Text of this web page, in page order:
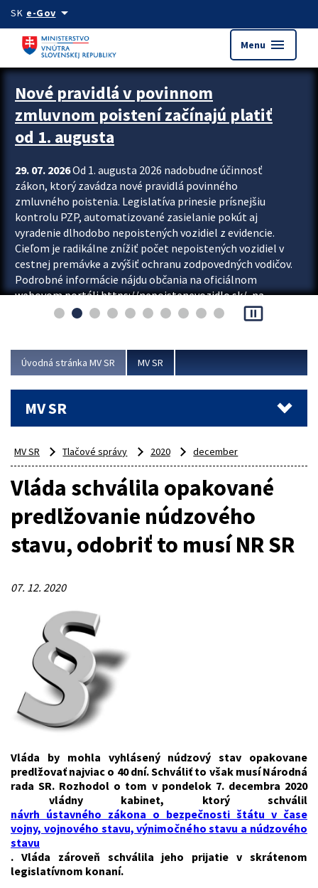
Preskocit na hlavný obsah
SK e-Govarrow_drop_down
Menu menu
Zastavit automatický posun upútavok
Nové pravidlá v povinnom
zmluvnom poistení začínajú platiť
od 1. augusta
29. 07. 2026Od 1. augusta 2026 nadobudne účinnosť
zákon, ktorý zavádza nové pravidlá povinného
zmluvného poistenia. Legislatíva prinesie prísnejšiu
kontrolu PZP, automatizované zasielanie pokút aj
vyradenie dlhodobo nepoistených vozidiel z evidencie.
Cieľom je radikálne znížiť počet nepoistených vozidiel v
cestnej premávke a zvýšiť ochranu zodpovedných vodičov.
Podrobné informácie nájdu občania na oficiálnom
webovom portáli https://nepoistenevozidlo.sk/, na
ktorom od augusta pribudne aj možnosť overiť si...
pause_presentation
Úvodná stránka MV SR MV SR
MV SR
MV SR Tlačové správy 2020 december
Vláda schválila opakované
predlžovanie núdzového
stavu, odobriť to musí NR SR
07. 12. 2020
Vláda by mohla vyhlásený núdzový stav opakovane
predlžovať najviac o 40 dní. Schváliť to však musí Národná
rada SR. Rozhodol o tom v pondelok 7. decembra 2020
vládny kabinet, ktorý schválil
návrh ústavného zákona o bezpečnosti štátu v čase
vojny, vojnového stavu, výnimočného stavu a núdzového
stavu
. Vláda zároveň schválila jeho prijatie v skrátenom
legislatívnom konaní.